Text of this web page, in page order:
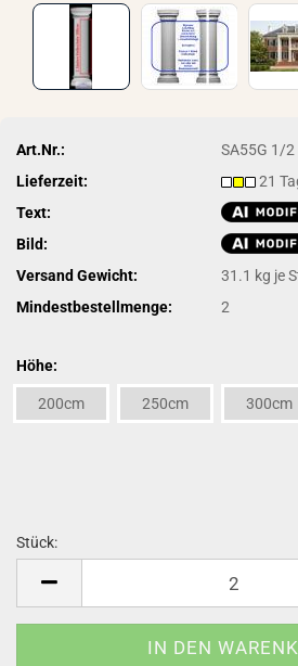
Art.Nr.:
SA55G 1/2
Lieferzeit:
21
Text:
Bild:
Versand Gewicht:
31.1 kg je
Mindestbestellmenge:
2
Höhe:
200cm 250cm 300cm
Stück: